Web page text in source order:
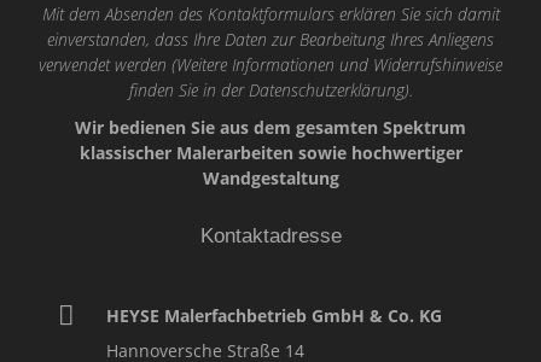
Mit dem Absenden des Kontaktformulars erklären Sie sich damit
einverstanden, dass Ihre Daten zur Bearbeitung Ihres Anliegens
verwendet werden (Weitere Informationen und Widerrufshinweise
finden Sie in der Datenschutzerklärung).
Wir bedienen Sie aus dem gesamten Spektrum
klassischer Malerarbeiten sowie hochwertiger
Wandgestaltung
Kontaktadresse
HEYSE Malerfachbetrieb GmbH & Co. KG
Hannoversche Straße 14